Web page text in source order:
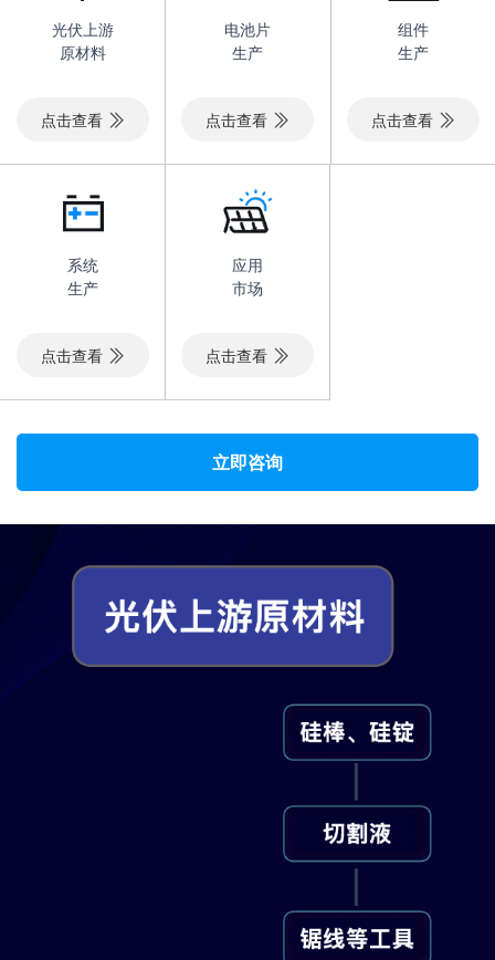
光伏上游
原材料
点击查看
电池片
生产
点击查看
组件
生产
点击查看
系统
生产
点击查看
应用
市场
点击查看
立即咨询